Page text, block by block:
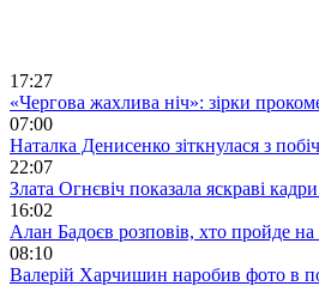
17:27
«Чергова жахлива ніч»: зірки
07:00
Наталка Денисенко зіткнулася з
22:07
Злата Огнєвіч показала яскраві
16:02
Алан Бадоєв розповів, хто пройде
08:10
Валерій Харчишин наробив фото в